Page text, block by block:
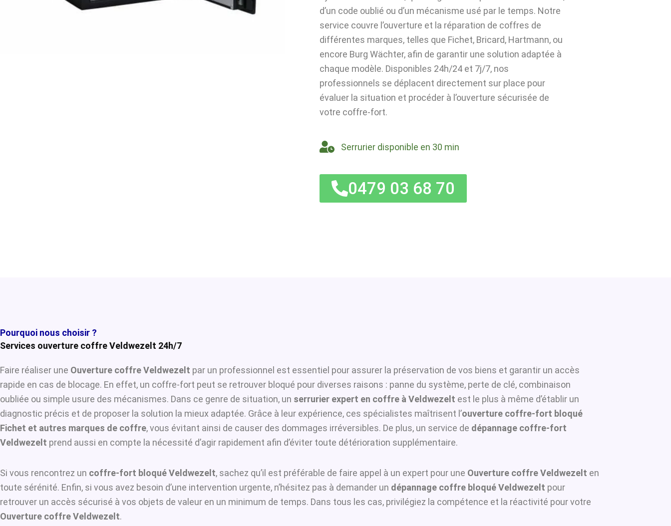
d’un code oublié ou d’un mécanisme usé par le temps. Notre
service couvre l’ouverture et la réparation de coffres de
différentes marques, telles que Fichet, Bricard, Hartmann, ou
encore Burg Wächter, afin de garantir une solution adaptée à
chaque modèle. Disponibles 24h/24 et 7j/7, nos
professionnels se déplacent directement sur place pour
évaluer la situation et procéder à l’ouverture sécurisée de
votre coffre-fort.
Serrurier disponible en 30 min
0479 03 68 70
Pourquoi nous choisir ?
Services ouverture coffre Veldwezelt 24h/7
Faire réaliser une Ouverture coffre Veldwezelt par un professionnel est essentiel pour assurer la préservation de vos biens et garantir un accès
rapide en cas de blocage. En effet, un coffre-fort peut se retrouver bloqué pour diverses raisons : panne du système, perte de clé, combinaison
oubliée ou simple usure des mécanismes. Dans ce genre de situation, un serrurier expert en coffre à Veldwezelt est le plus à même d’établir un
diagnostic précis et de proposer la solution la mieux adaptée. Grâce à leur expérience, ces spécialistes maîtrisent l’ouverture coffre-fort bloqué
Fichet et autres marques de coffre, vous évitant ainsi de causer des dommages irréversibles. De plus, un service de dépannage coffre-fort
Veldwezelt prend aussi en compte la nécessité d’agir rapidement afin d’éviter toute détérioration supplémentaire.
Si vous rencontrez un coffre-fort bloqué Veldwezelt, sachez qu’il est préférable de faire appel à un expert pour une Ouverture coffre Veldwezelt en
toute sérénité. Enfin, si vous avez besoin d’une intervention urgente, n’hésitez pas à demander un dépannage coffre bloqué Veldwezelt pour
retrouver un accès sécurisé à vos objets de valeur en un minimum de temps. Dans tous les cas, privilégiez la compétence et la réactivité pour votre
Ouverture coffre Veldwezelt.